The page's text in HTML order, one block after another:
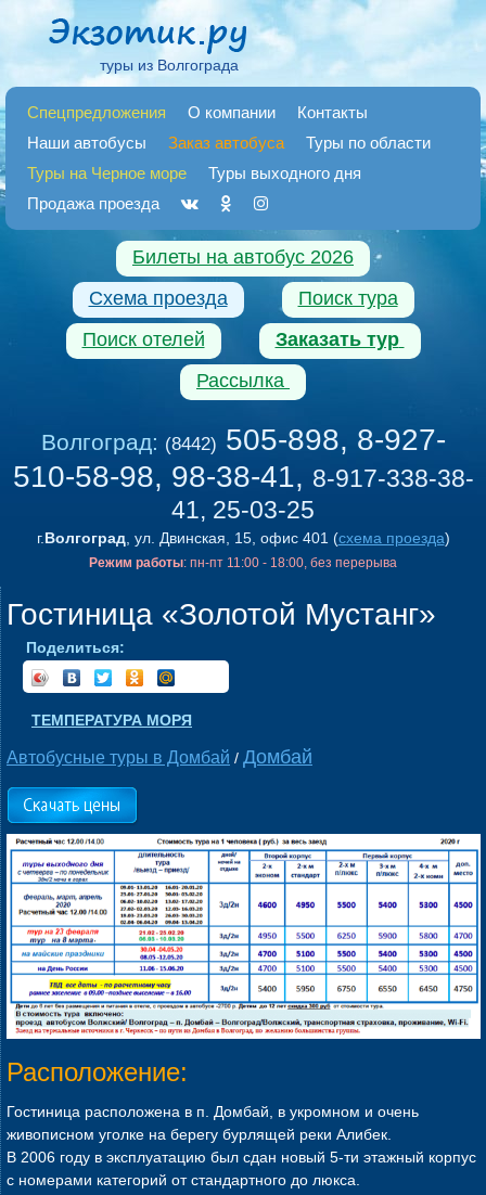
туры из Волгограда
Спецпредложения О компании
Контакты
Наши автобусы
Заказ автобуса
Туры по области
Туры на Черное море
Туры выходного дня
Продажа проезда
Билеты на автобус 2026
Схема проезда
Поиск тура
Поиск отелей
Заказать тур
Рассылка
Волгоград: (8442) 505-898, 8-927-
510-58-98, 98-38-41, 8-917-338-38-
41, 25-03-25
г.Волгоград, ул. Двинская, 15, офис 401 (схема проезда)
Режим работы: пн-пт 11:00 - 18:00, без перерыва
Гостиница «Золотой Мустанг»
Поделиться:
ТЕМПЕРАТУРА МОРЯ
Автобусные туры в Домбай / Домбай
Расположение:
Гостиница расположена в п. Домбай, в укромном и очень
живописном уголке на берегу бурлящей реки Алибек.
В 2006 году в эксплуатацию был сдан новый 5-ти этажный корпус
с номерами категорий от стандартного до люкса.